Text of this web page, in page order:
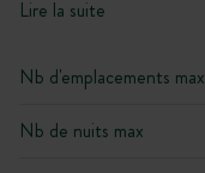
Lire la suite
Nb d'emplacements max
Nb de nuits max